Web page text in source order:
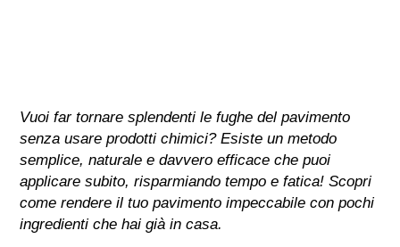
Vuoi far tornare splendenti le fughe del pavimento
senza usare prodotti chimici? Esiste un metodo
semplice, naturale e davvero efficace che puoi
applicare subito, risparmiando tempo e fatica! Scopri
come rendere il tuo pavimento impeccabile con pochi
ingredienti che hai già in casa.